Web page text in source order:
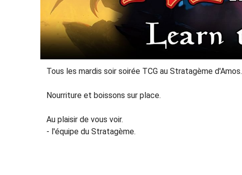
Tous les mardis soir soirée TCG au Stratagème d'Amos.
Nourriture et boissons sur place.
Au plaisir de vous voir.
- l'équipe du Stratagème.